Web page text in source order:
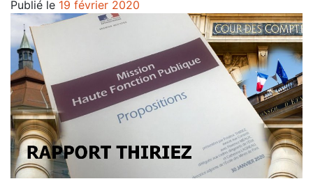
Publié le 19 février 2020